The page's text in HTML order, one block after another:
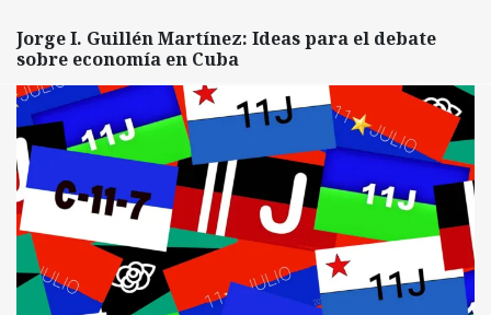
Jorge I. Guillén Martínez: Ideas para el debate
sobre economía en Cuba